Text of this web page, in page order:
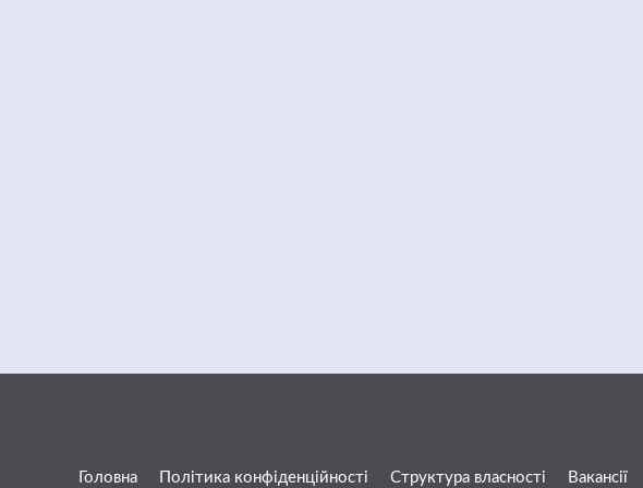
Головна Політика конфіденційності Структура власності Вакансії